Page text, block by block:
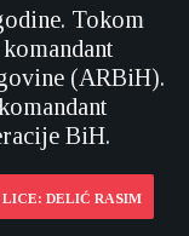
Tokom
(ARBiH).
BiH.
LICE: DELIĆ RASIM